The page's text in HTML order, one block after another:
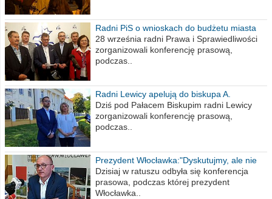
Radni PiS o wnioskach do budżetu miasta
na 2021 rok
28 września radni Prawa i Sprawiedliwości
zorganizowali konferencję prasową,
podczas..
Radni Lewicy apelują do biskupa A.
Wiesława Meringa
Dziś pod Pałacem Biskupim radni Lewicy
zorganizowali konferencję prasową,
podczas..
Prezydent Włocławka:"Dyskutujmy, ale nie
obrażajmy się”
Dzisiaj w ratuszu odbyła się konferencja
prasowa, podczas której prezydent
Włocławka..